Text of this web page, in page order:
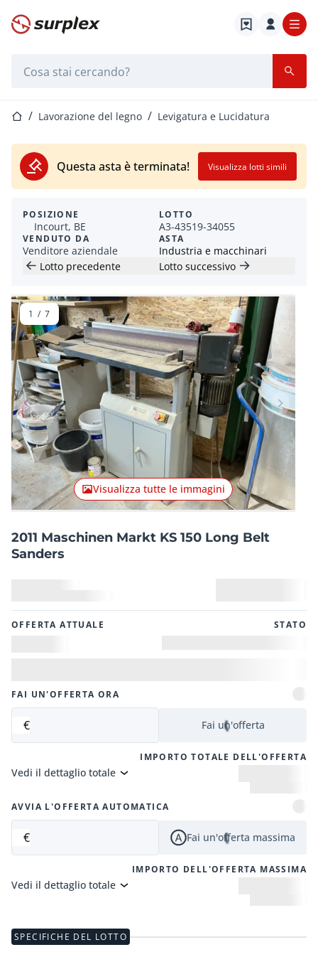
Home
Home Lavorazione del legno Levigatura e Lucidatura
Questa asta è terminata! Visualizza lotti simili
POSIZIONE
Incourt, BE
VENDUTO DA
Venditore aziendale
LOTTO
A3-43519-34055
ASTA
Industria e macchinari
Lotto precedente
Lotto successivo
Articolo precedente Articolo
Visualizza tutte le immagini
1 / 7
2011 Maschinen Markt KS 150 Long Belt
Sanders
OFFERTA ATTUALE STATO
FAI UN'OFFERTA ORA
€ Fai un'offerta
IMPORTO TOTALE DELL'OFFERTA
Vedi il dettaglio totale
AVVIA L'OFFERTA AUTOMATICA
€ Fai un'offerta massima
IMPORTO DELL'OFFERTA MASSIMA
Vedi il dettaglio totale
SPECIFICHE DEL LOTTO